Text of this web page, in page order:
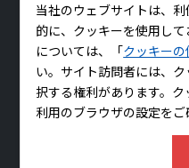
コーポレー
©
当社のウェブサイトは、
的に、クッキーを使用し
については、「クッキー
い。サイト訪問者には、
択する権利があります。
利用のブラウザの設定をご